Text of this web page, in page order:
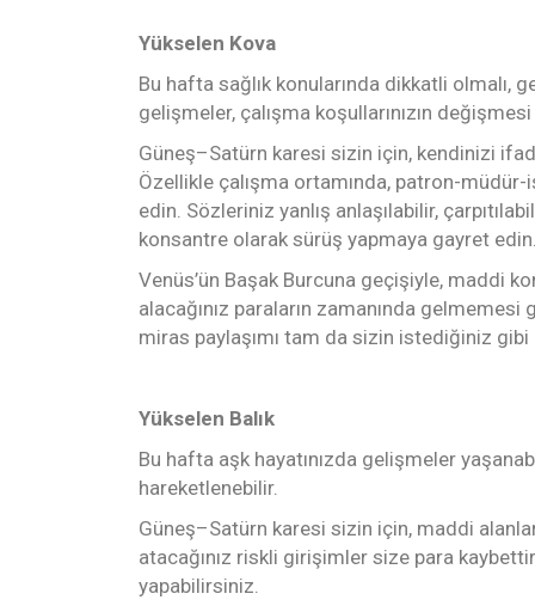
Yükselen Kova
Bu hafta sağlık konularında dikkatli olmalı,
gelişmeler, çalışma koşullarınızın
Güneş–Satürn karesi sizin için, kendinizi
Özellikle çalışma ortamında, patron-
edin. Sözleriniz yanlış anlaşılabilir,
konsantre olarak sürüş yapmaya gayret
Venüs’ün Başak Burcuna geçişiyle, maddi
alacağınız paraların zamanında
miras paylaşımı tam da sizin istediğiniz
Yükselen Balık
Bu hafta aşk hayatınızda gelişmeler
hareketlenebilir.
Güneş–Satürn karesi sizin için, maddi
atacağınız riskli girişimler size para
yapabilirsiniz.